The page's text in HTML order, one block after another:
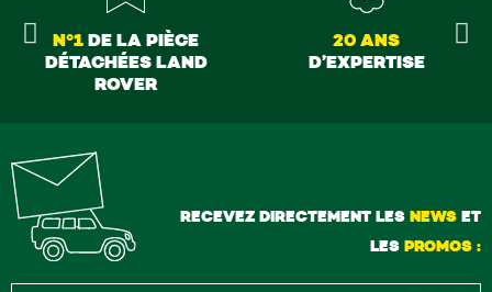
N°1DE LA PIÈCE
DÉTACHÉES LAND
ROVER
20 ANS
D’EXPERTISE
RECEVEZ DIRECTEMENT LES NEWSET
LES PROMOS :